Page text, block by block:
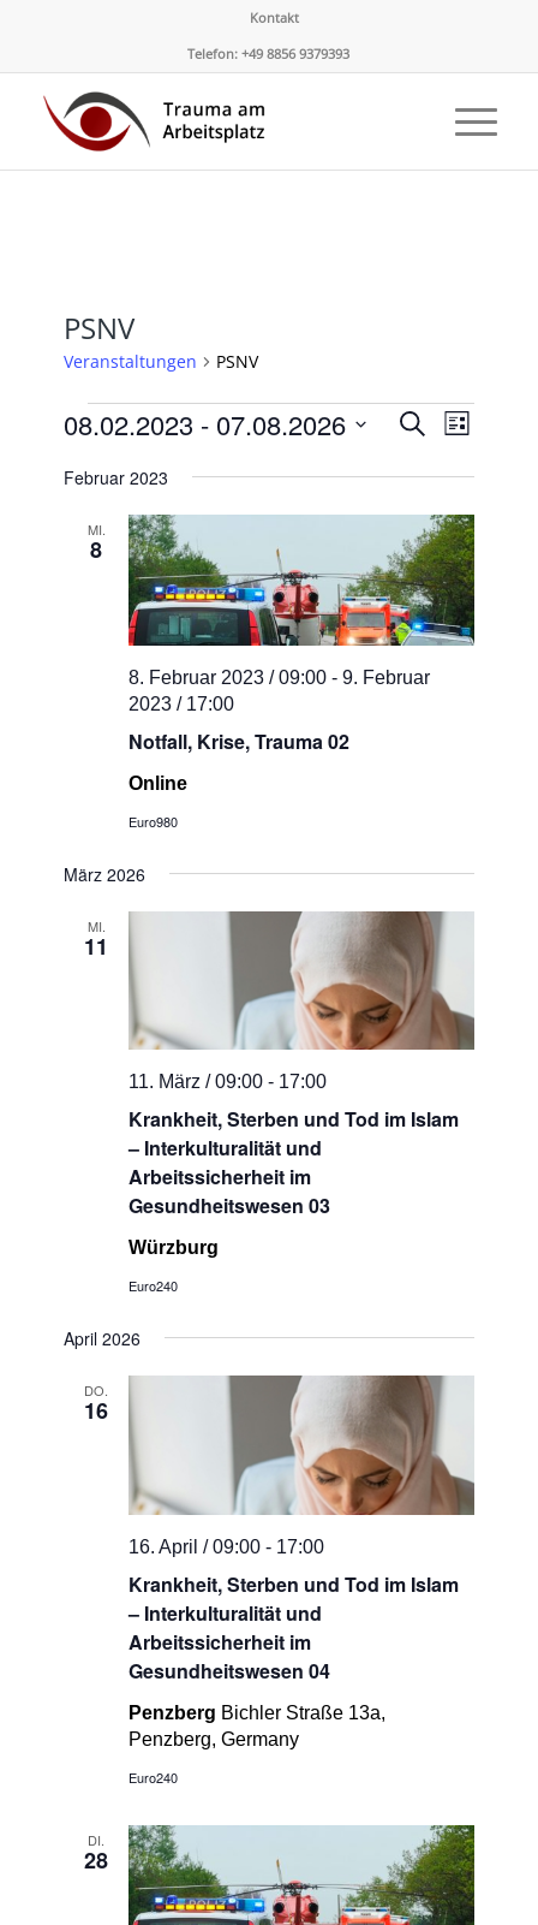
Kontakt
Telefon: +49 8856 9379393
PSNV
Veranstaltungen PSNV
Veranstaltungen SucheListe
08.02.2023 - 07.08.2026
wählen.
Februar 2023
MI.
8
Notfall, Krise, Trauma 02
8. Februar 2023 / 09:00 -9. Februar
2023 / 17:00
Online
Euro980
März 2026
MI.
11
Krankheit, Sterben und Tod im Islam
– Interkulturalität und
Arbeitssicherheit im
Gesundheitswesen 03
11. März / 09:00 - 17:00
Würzburg
Euro240
April 2026
DO.
16
Krankheit, Sterben und Tod im Islam
– Interkulturalität und
Arbeitssicherheit im
Gesundheitswesen 04
16. April / 09:00 - 17:00
Penzberg Bichler Straße 13a,
Penzberg, Germany
Euro240
DI.
28